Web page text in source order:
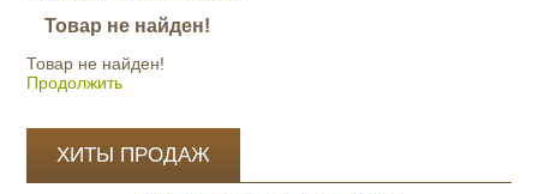
Товар не найден!
Товар не найден!
Продолжить
ХИТЫ ПРОДАЖ